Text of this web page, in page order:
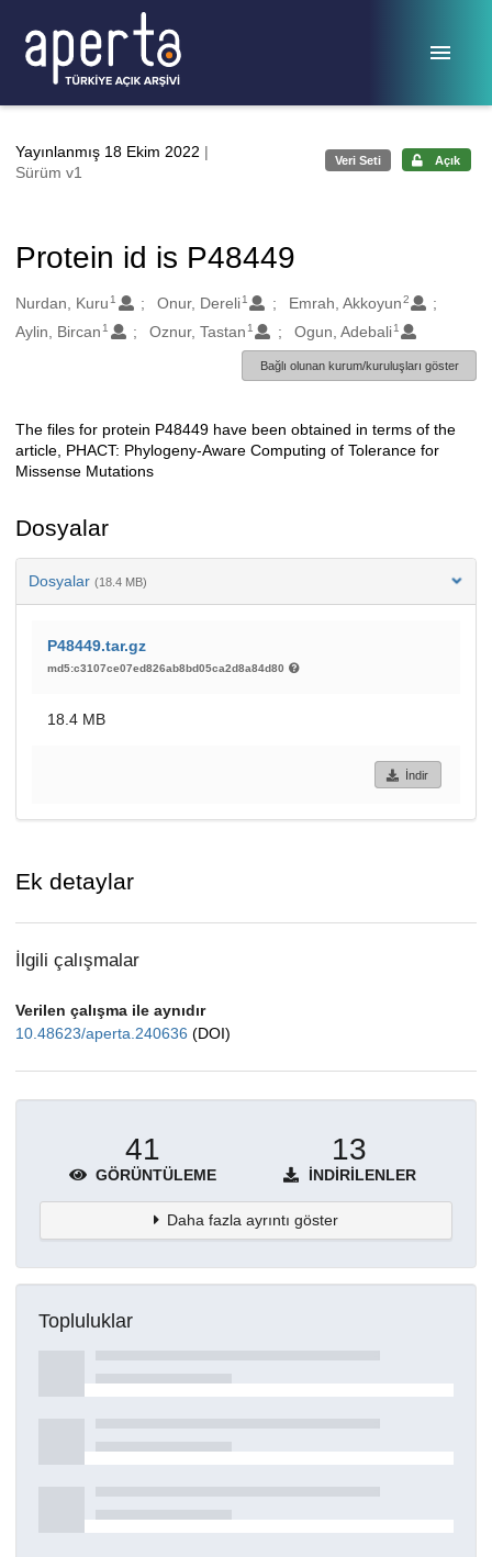
Yayınlanmış 18 Ekim 2022 |
Sürüm v1
Veri Seti Açık
Protein id is P48449
Oluşturanlar
Nurdan, Kuru 1 Onur, Dereli 1 Emrah, Akkoyun2
Aylin, Bircan 1 Oznur, Tastan 1 Ogun, Adebali 1
Bağlı olunan kurum/kuruluşları göster
Açıklama
The files for protein P48449 have been obtained in terms of the
article, PHACT: Phylogeny-Aware Computing of Tolerance for
Missense Mutations
Dosyalar
Dosyalar (18.4 MB)
P48449.tar.gz
md5:c3107ce07ed826ab8bd05ca2d8a84d80
18.4 MB
İndir
Ek detaylar
İlgili çalışmalar
Verilen çalışma ile aynıdır
10.48623/aperta.240636 (DOI)
41
GÖRÜNTÜLEME
13
İNDIRILENLER
Daha fazla ayrıntı göster
Topluluklar